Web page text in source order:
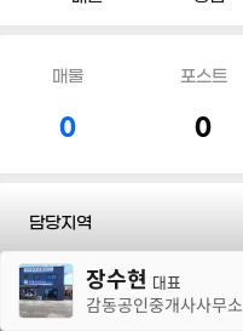
매물
0
포스트
0
담당지역
전화 장수현 대표
감동공인중개사사무소